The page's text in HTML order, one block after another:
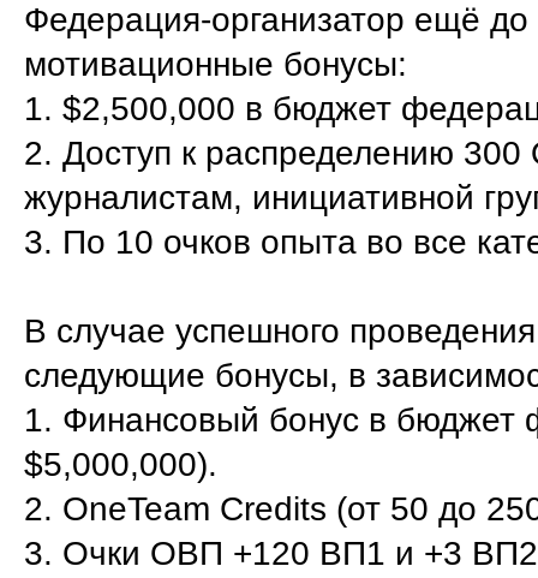
Федерация-организатор ещё
мотивационные бонусы:
1. $2,500,000 в бюджет
2. Доступ к распределению
журналистам, инициативной
3. По 10 очков опыта во все
В случае успешного
следующие бонусы, в
1. Финансовый бонус в бюджет
$5,000,000).
2. OneTeam Credits (от 50 до
3. Очки ОВП +120 ВП1 и +3